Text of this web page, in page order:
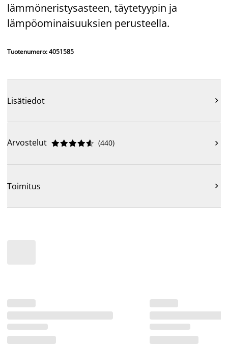
lämmöneristysasteen, täytetyypin ja
lämpöominaisuuksien perusteella.
Tuotenumero: 4051585
Lisätiedot 
Arvostelut 




 (440) 
Toimitus 